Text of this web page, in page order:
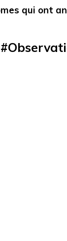
qui ont
#